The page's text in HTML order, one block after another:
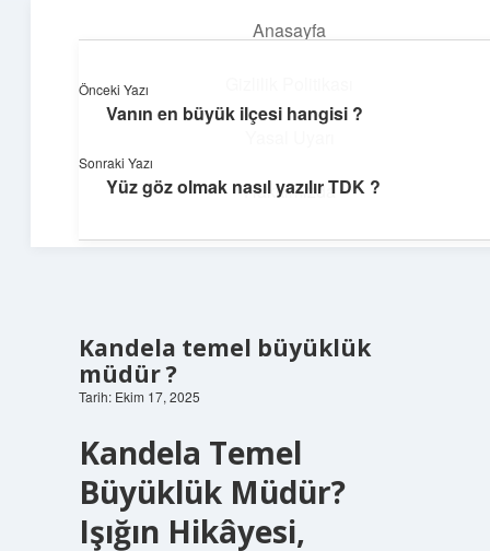
Anasayfa
Hakkımızda
Teknoloji ve Aşk
Dijital dünyada keyifli bir macera!
Kandela temel büyüklük
müdür ?
Tarih: Ekim 17, 2025
Kandela Temel
Büyüklük Müdür?
Işığın Hikâyesi,
Önceki Yazı
Vanın en büyük ilçesi hangisi ?
Sonraki Yazı
Yüz göz olmak nasıl yazılır TDK ?